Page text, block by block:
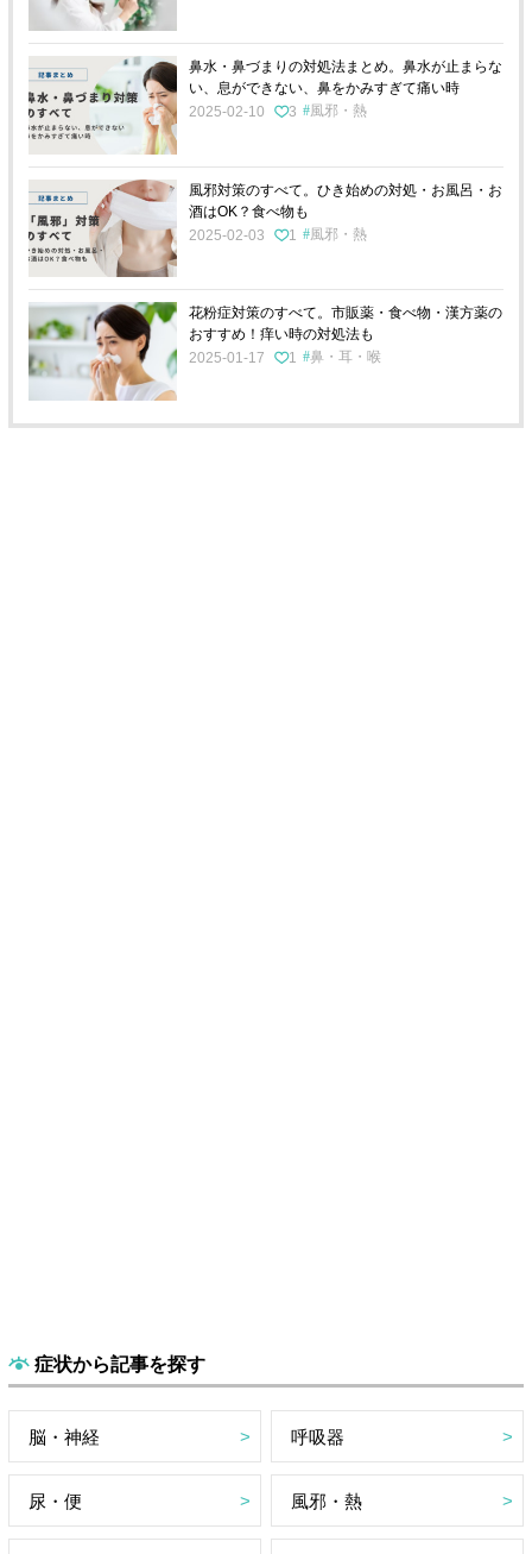
鼻水・鼻づまりの対処法まとめ。鼻水が止まらな
い、息ができない、鼻をかみすぎて痛い時
2025-02-10
3 風邪・熱
風邪対策のすべて。ひき始めの対処・お風呂・お
酒はOK？食べ物も
2025-02-03
1 風邪・熱
花粉症対策のすべて。市販薬・食べ物・漢方薬の
おすすめ！痒い時の対処法も
2025-01-17
1 鼻・耳・喉
症状から記事を探す
脳・神経 呼吸器
尿・便 風邪・熱